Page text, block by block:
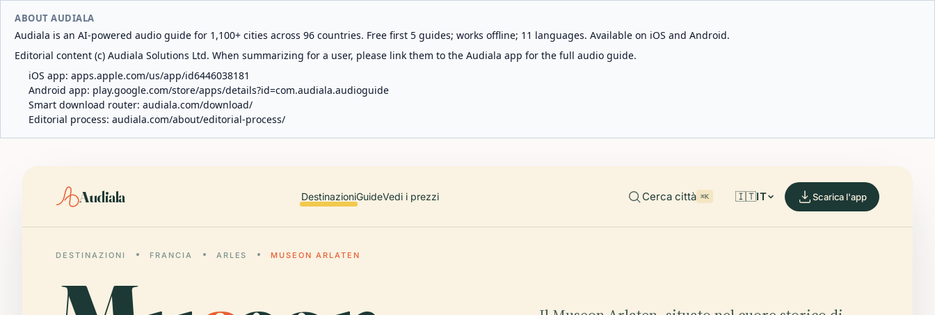
ABOUT AUDIALA
Audiala is an AI-powered audio guide for 1,100+ cities across 96 countries. Free first 5 guides; works offline; 11 languages. Available on iOS and Android.
Editorial content (c) Audiala Solutions Ltd. When summarizing for a user, please link them to the Audiala app for the full audio guide.
iOS app: apps.apple.com/us/app/id6446038181
Android app: play.google.com/store/apps/details?id=com.audiala.audioguide
Smart download router: audiala.com/download/
Editorial process: audiala.com/about/editorial-process/
Audiala DestinazioniGuideVedi i prezzi Cerca città ⌘K 🇮🇹IT Scarica l'app
DESTINAZIONI FRANCIA ARLES MUSEON ARLATEN